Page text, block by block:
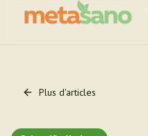
Plus d'articles